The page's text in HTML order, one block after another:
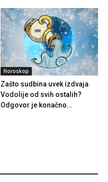
Horoskop
Zašto sudbina uvek izdvaja
Vodolije od svih ostalih?
Odgovor je konačno...